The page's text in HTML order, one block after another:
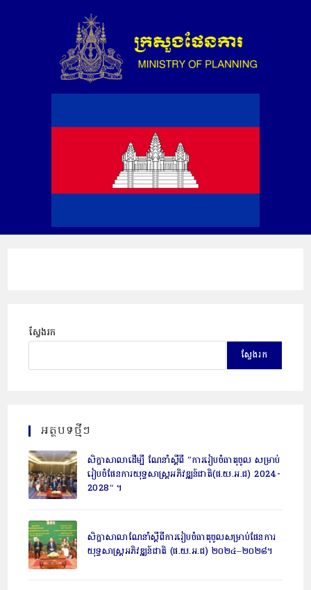
ស្វែងរក
ស្វែងរក
អត្ថបទថ្មីៗ
សិក្ខាសាលាដើម្បី ណែនាំស្តីពី ”ការរៀបចំធាតុចូល សម្រាប់
រៀបចំផែនការយុទ្ធសាស្ត្រអភិវឌ្ឍន៍ជាតិ(ផ.យ.អ.ជ) 2024-
2028“ ។
សិក្ខាសាលាណែនាំស្តីពីការរៀបចំធាតុចូលសម្រាប់ផែនការ
យុទ្ធសាស្ត្រអភិវឌ្ឍន៍ជាតិ (ផ.យ.អ.ជ) ២០២៤–២០២៨។